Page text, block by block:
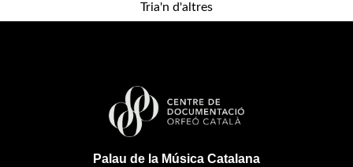
Tria'n d'altres
Palau de la Música Catalana